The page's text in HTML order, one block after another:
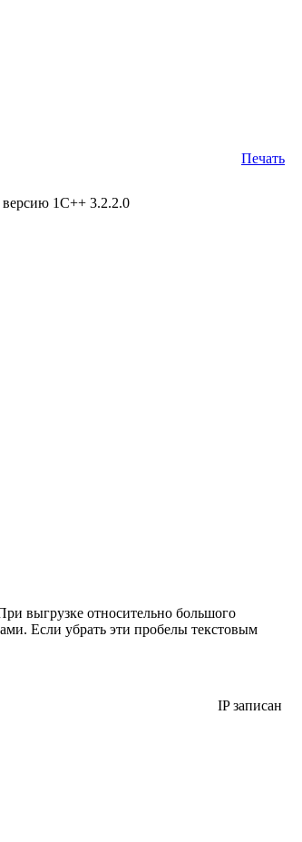
Печать
1С++ 3.2.2.0
выгрузке относительно большого
Если убрать эти пробелы текстовым
IP записан